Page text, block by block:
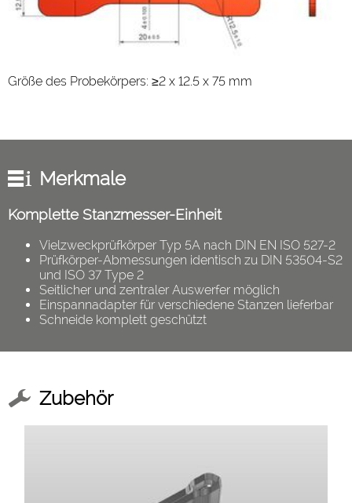
Größe des Probekörpers: ≥2 x 12.5 x 75 mm
Merkmale
Komplette Stanzmesser-Einheit
Vielzweckprüfkörper Typ 5A nach DIN EN ISO 527-2
Prüfkörper-Abmessungen identisch zu DIN 53504-S2
und ISO 37 Type 2
Seitlicher und zentraler Auswerfer möglich
Einspannadapter für verschiedene Stanzen lieferbar
Schneide komplett geschützt
Zubehör